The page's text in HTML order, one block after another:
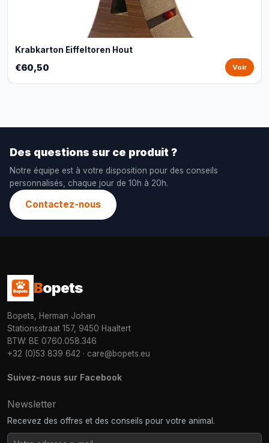
Krabkarton Eiffeltoren Hout
€60,50 Voir
Des questions sur ce produit ?
Notre équipe est à votre disposition pour des conseils
personnalisés, chaque jour de 10h à 20h.
Contactez-nous
Bopets
Bopets, Herman Johan
Stationsstraat 157, 9450 Haaltert
BTW: BE 0760.058.346
+32 (0)53 839 642 · care@bopets.eu
Suivez-nous sur Facebook
Newsletter
Recevez des offres et des conseils pour votre animal.